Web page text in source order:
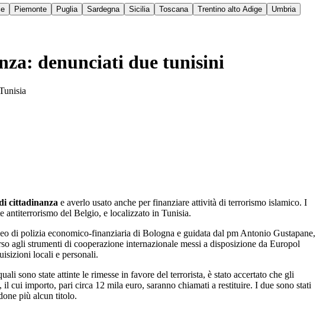
Piemonte Puglia Sardegna Sicilia Toscana Trentino alto Adige
Umbria
denunciati due tunisini
cittadinanza e averlo usato anche per finanziare attività di terrorismo islamico. I
antiterrorismo del Belgio, e localizzato in Tunisia.
di polizia economico-finanziaria di Bologna e guidata dal pm Antonio Gustapane,
agli strumenti di cooperazione internazionale messi a disposizione da Europol
locali e personali.
sono state attinte le rimesse in favore del terrorista, è stato accertato che gli
importo, pari circa 12 mila euro, saranno chiamati a restituire. I due sono stati
più alcun titolo.